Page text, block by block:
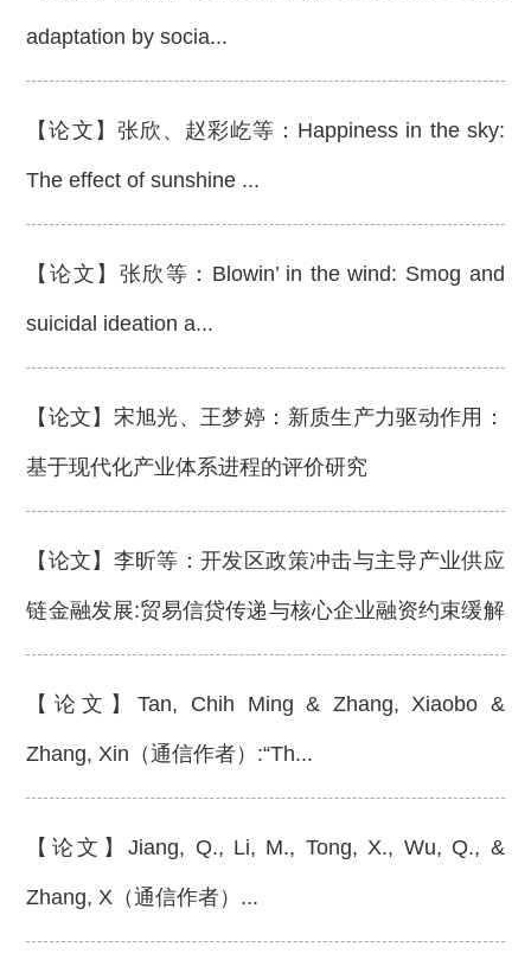
adaptation by socia...
【论文】张欣、赵彩屹等：Happiness in the sky:
The effect of sunshine ...
【论文】张欣等：Blowin’ in the wind: Smog and
suicidal ideation a...
【论文】宋旭光、王梦婷：新质生产力驱动作用：
基于现代化产业体系进程的评价研究
【论文】李昕等：开发区政策冲击与主导产业供应
链金融发展:贸易信贷传递与核心企业融资约束缓解
效应观察视角
【论文】Tan, Chih Ming & Zhang, Xiaobo &
Zhang, Xin（通信作者）:“Th...
【论文】Jiang, Q., Li, M., Tong, X., Wu, Q., &
Zhang, X（通信作者）...